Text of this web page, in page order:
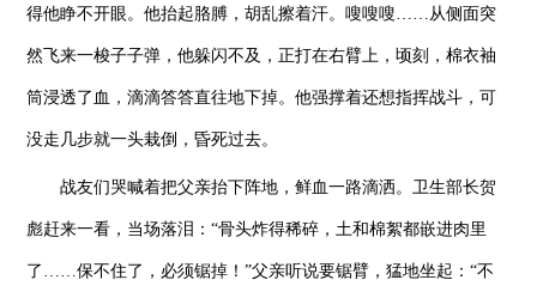
得他睁不开眼。他抬起胳膊，胡乱擦着汗。嗖嗖嗖……从侧面突
然飞来一梭子子弹，他躲闪不及，正打在右臂上，顷刻，棉衣袖
筒浸透了血，滴滴答答直往地下掉。他强撑着还想指挥战斗，可
没走几步就一头栽倒，昏死过去。
战友们哭喊着把父亲抬下阵地，鲜血一路滴洒。卫生部长贺
彪赶来一看，当场落泪：“骨头炸得稀碎，土和棉絮都嵌进肉里
了……保不住了，必须锯掉！”父亲听说要锯臂，猛地坐起：“不